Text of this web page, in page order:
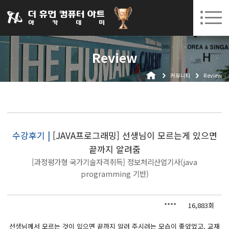
031-252-7277 수원캠퍼스 개강 08. 18.(화)
로그인 회원가입 고객센터
Review
커뮤니티 Review
수강후기 | [JAVA프로그래밍] 선생님이 모르는게 있으면
끝까지 알려줌
[과정평가형 국가기술자격취득] 정보처리산업기사(java
programming 기반)
**** 16,883회
선생님께서 모르는 것이 있으면 끝까지 알려 주시려는 모습이 좋았었고, 교재
아카데미소개
인사말
오시는길
실업자